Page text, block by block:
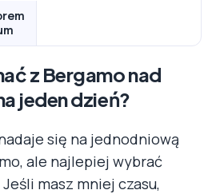
z Bergamo nad
jeden dzień?
się na jednodniową
ale najlepiej wybrać
masz mniej czasu,